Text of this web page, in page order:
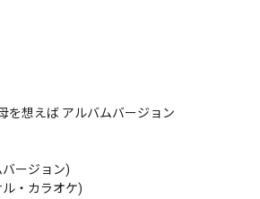
を想えば アルバムバージョン
ージョン)
・カラオケ)